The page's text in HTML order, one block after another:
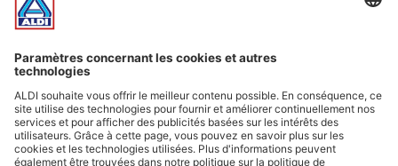
Infos essentielles
Suivez ALDI Belgique